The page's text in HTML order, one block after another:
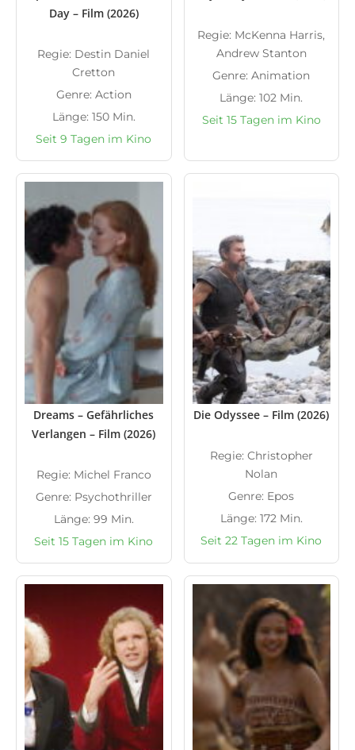
Day – Film (2026)
Regie: Destin Daniel
Cretton
Genre: Action
Länge: 150 Min.
Seit 9 Tagen im Kino
Regie: McKenna Harris,
Andrew Stanton
Genre: Animation
Länge: 102 Min.
Seit 15 Tagen im Kino
Dreams – Gefährliches
Verlangen – Film (2026)
Regie: Michel Franco
Genre: Psychothriller
Länge: 99 Min.
Seit 15 Tagen im Kino
Die Odyssee – Film (2026)
Regie: Christopher
Nolan
Genre: Epos
Länge: 172 Min.
Seit 22 Tagen im Kino